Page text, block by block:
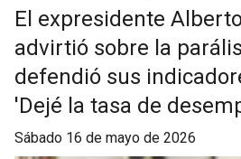
El expresidente
advirtió sobre la
defendió sus
'Dejé la tasa de
sábado 16 de mayo de 2026